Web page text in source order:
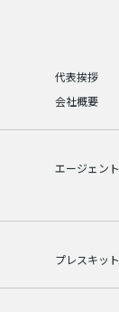
代表挨拶
会社概要
エージェント
プレスキット